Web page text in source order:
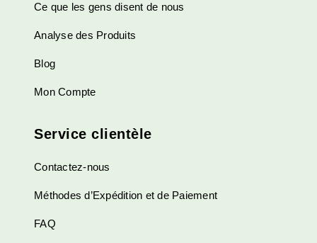
Ce que les gens disent de nous
Analyse des Produits
Blog
Mon Compte
Service clientèle
Contactez-nous
Méthodes d’Expédition et de Paiement
FAQ